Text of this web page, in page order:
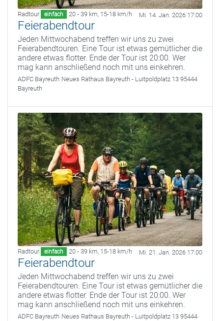
Radtour einfach 20 - 39 km, 15-18 km/h Mi. 14. Jan. 2026 17:00
Feierabendtour
Jeden Mittwochabend treffen wir uns zu zwei
Feierabendtouren. Eine Tour ist etwas gemütlicher die
andere etwas flotter. Ende der Tour ist 20:00. Wer
mag kann anschließend noch mit uns einkehren.
ADFC Bayreuth Neues Rathaus Bayreuth - Luitpoldplatz 13 95444
Bayreuth
Radtour einfach 20 - 39 km, 15-18 km/h Mi. 21. Jan. 2026 17:00
Feierabendtour
Jeden Mittwochabend treffen wir uns zu zwei
Feierabendtouren. Eine Tour ist etwas gemütlicher die
andere etwas flotter. Ende der Tour ist 20:00. Wer
mag kann anschließend noch mit uns einkehren.
ADFC Bayreuth Neues Rathaus Bayreuth - Luitpoldplatz 13 95444